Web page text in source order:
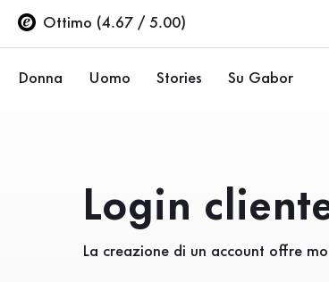
Vai al contenuto principale
Vai all’indice
Vai alla navigazione principale
Ottimo (4.67 / 5.00)
Donna
Décolleté
Uomo
Stivali
Saldi %
Stories Su Gabor
Negozi
Area
Login
La creazione di un account offre